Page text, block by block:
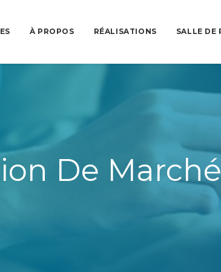
À PROPOS RÉALISATIONS SALLE DE
De Marché